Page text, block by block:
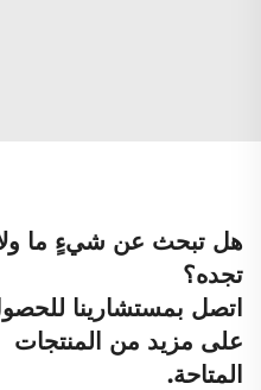
هل تبحث عن شيءٍ ما
تجده؟
اتصل بمستشارينا
على مزيد من المنتجات
المتاحة.